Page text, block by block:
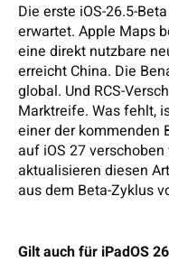
Die erste iOS-26.5-
erwartet. Apple Maps
eine direkt nutzbare
erreicht China. Die
global. Und RCS-
Marktreife. Was fehlt,
einer der kommenden
auf iOS 27
aktualisieren diesen
aus dem Beta-Zyklus
Gilt auch für iPadOS